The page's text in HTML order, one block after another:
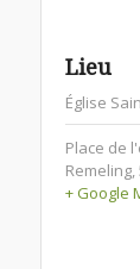
Lieu
Église
Place de
Remeling,
+ Google